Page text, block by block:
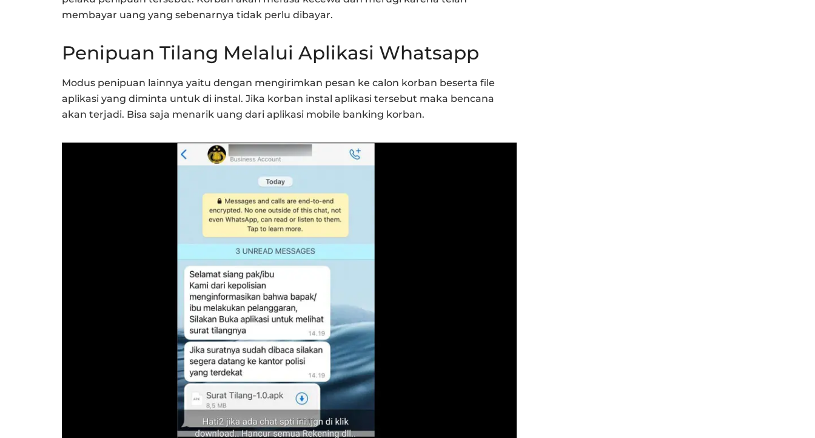
membayar uang yang sebenarnya tidak perlu dibayar.
Penipuan Tilang Melalui Aplikasi Whatsapp
Modus penipuan lainnya yaitu dengan mengirimkan pesan ke calon korban beserta file
aplikasi yang diminta untuk di instal. Jika korban instal aplikasi tersebut maka bencana
akan terjadi. Bisa saja menarik uang dari aplikasi mobile banking korban.